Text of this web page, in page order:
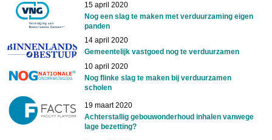
15 april 2020
Nog een slag te maken met verduurzaming eigen
panden
14 april 2020
Gemeentelijk vastgoed nog te verduurzamen
10 april 2020
Nog flinke slag te maken bij verduurzamen
scholen
19 maart 2020
Achterstallig gebouwonderhoud inhalen vanwege
lage bezetting?